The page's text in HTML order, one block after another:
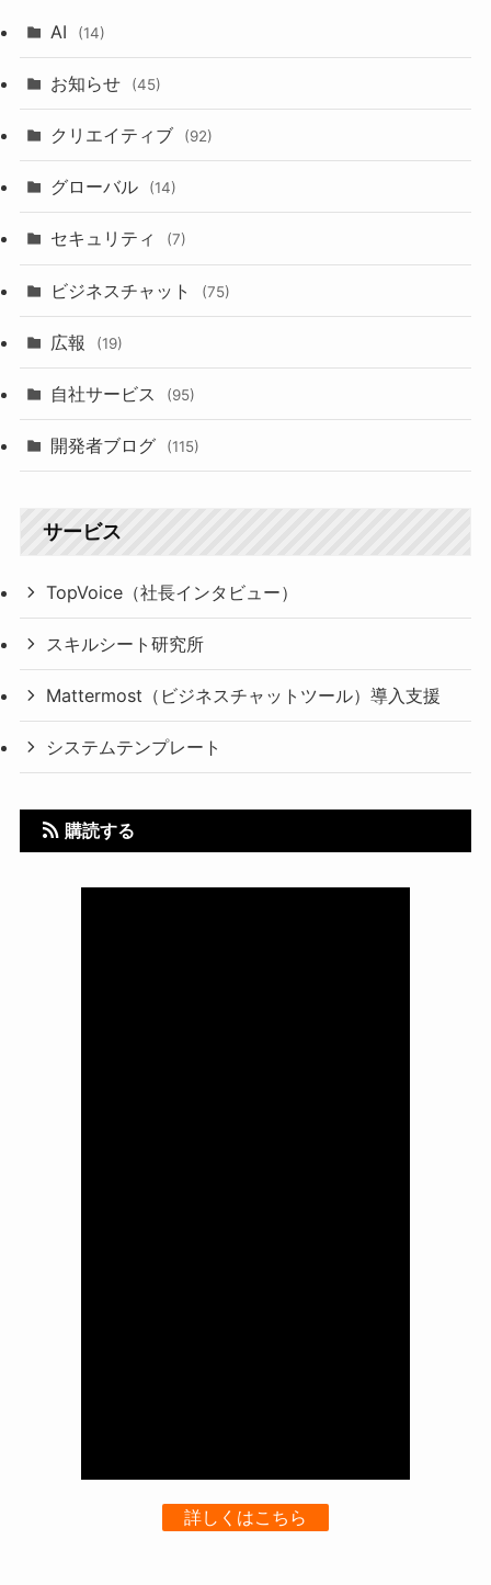
AI (14)
お知らせ (45)
クリエイティブ (92)
グローバル (14)
セキュリティ (7)
ビジネスチャット (75)
広報 (19)
自社サービス (95)
開発者ブログ (115)
サービス
TopVoice（社長インタビュー）
スキルシート研究所
Mattermost（ビジネスチャットツール）導入支援
システムテンプレート
購読する
詳しくはこちら